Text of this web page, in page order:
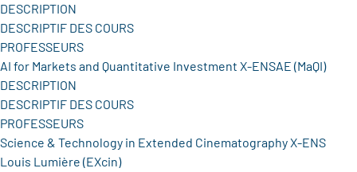
DESCRIPTION
DESCRIPTIF DES COURS
PROFESSEURS
AI for Markets and Quantitative Investment X-ENSAE (MaQI)
DESCRIPTION
DESCRIPTIF DES COURS
PROFESSEURS
Science & Technology in Extended Cinematography X-ENS
Louis Lumière (EXcin)